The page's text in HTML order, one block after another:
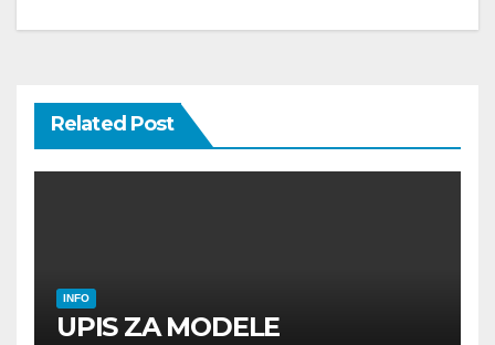
Related Post
INFO
UPIS ZA MODELE